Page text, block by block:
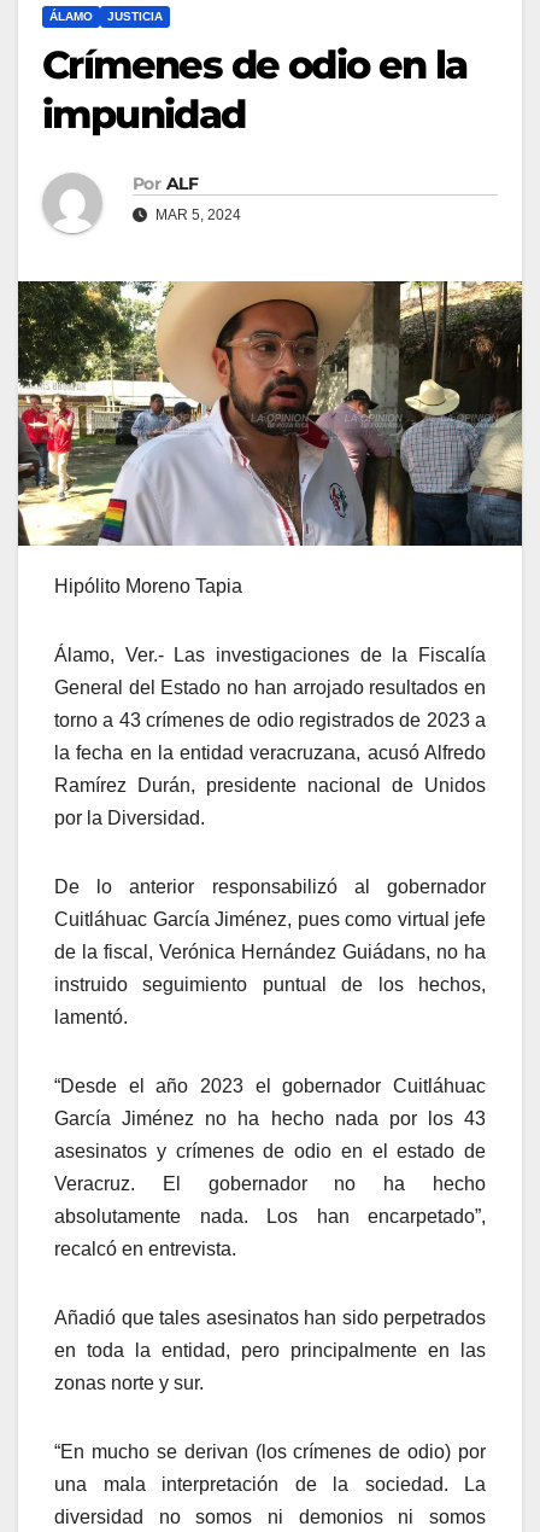
ÁLAMO JUSTICIA
Crímenes de odio en la
impunidad
Por ALF
MAR 5, 2024
Hipólito Moreno Tapia
Álamo, Ver.- Las investigaciones de la Fiscalía
General del Estado no han arrojado resultados en
torno a 43 crímenes de odio registrados de 2023 a
la fecha en la entidad veracruzana, acusó Alfredo
Ramírez Durán, presidente nacional de Unidos
por la Diversidad.
De lo anterior responsabilizó al gobernador
Cuitláhuac García Jiménez, pues como virtual jefe
de la fiscal, Verónica Hernández Guiádans, no ha
instruido seguimiento puntual de los hechos,
lamentó.
“Desde el año 2023 el gobernador Cuitláhuac
García Jiménez no ha hecho nada por los 43
asesinatos y crímenes de odio en el estado de
Veracruz. El gobernador no ha hecho
absolutamente nada. Los han encarpetado”,
recalcó en entrevista.
Añadió que tales asesinatos han sido perpetrados
en toda la entidad, pero principalmente en las
zonas norte y sur.
“En mucho se derivan (los crímenes de odio) por
una mala interpretación de la sociedad. La
diversidad no somos ni demonios ni somos